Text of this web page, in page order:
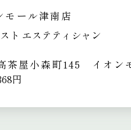
ール津南店
ト エステティシャン
茶屋小森町145 イオン
円